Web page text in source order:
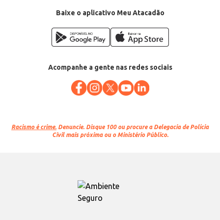
Baixe o aplicativo Meu Atacadão
Acompanhe a gente nas redes sociais
Racismo é crime. Denuncie. Disque 100 ou procure a Delegacia de Polícia
Civil mais próxima ou o Ministério Público.